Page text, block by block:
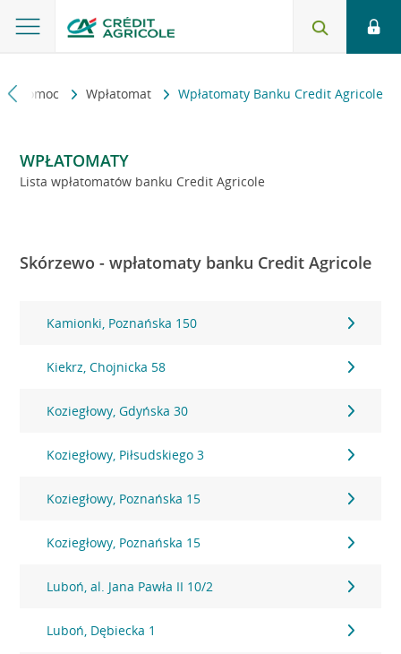
i pomoc Wpłatomat Wpłatomaty Banku Credit Agricole
WPŁATOMATY
Lista wpłatomatów banku Credit Agricole
Skórzewo - wpłatomaty banku Credit Agricole
Kamionki, Poznańska 150
Kiekrz, Chojnicka 58
Koziegłowy, Gdyńska 30
Koziegłowy, Piłsudskiego 3
Koziegłowy, Poznańska 15
Koziegłowy, Poznańska 15
Luboń, al. Jana Pawła II 10/2
Luboń, Dębiecka 1